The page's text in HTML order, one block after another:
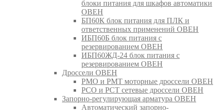
блоки питания для шкафов автоматики
ОВЕН
БП60К блок питания для ПЛК и
ответственных применений ОВЕН
ИБП60Б блок питания с
резервированием ОВЕН
ИБП60ЖД-24 блок питания с
резервированием ОВЕН
Дроссели ОВЕН
РМО и РМТ моторные дроссели ОВЕН
РСО и РСТ сетевые дроссели ОВЕН
Запорно-регулирующая арматура ОВЕН
Автоматический запорно-